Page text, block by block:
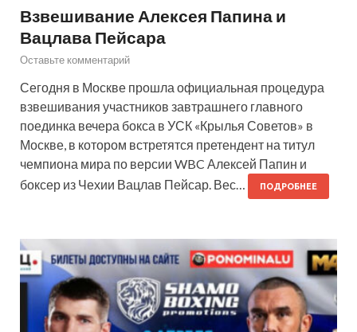
Взвешивание Алексея Папина и
Вацлава Пейсара
Оставьте комментарий
Сегодня в Москве прошла официальная процедура
взвешивания участников завтрашнего главного
поединка вечера бокса в УСК «Крылья Советов» в
Москве, в котором встретятся претендент на титул
чемпиона мира по версии WBC Алексей Папин и
боксер из Чехии Вацлав Пейсар. Вес…
ПОДРОБНЕЕ